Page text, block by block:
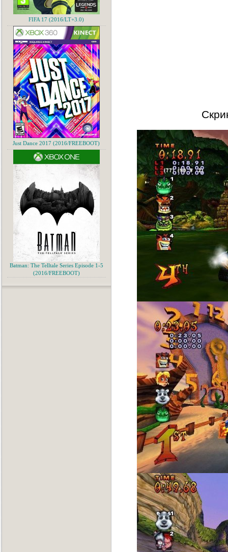
FIFA 17 (2016/LT+3.0)
Just Dance 2017 (2016/FREEBOOT)
Batman: The Telltale Series Episode 1-5
(2016/FREEBOOT)